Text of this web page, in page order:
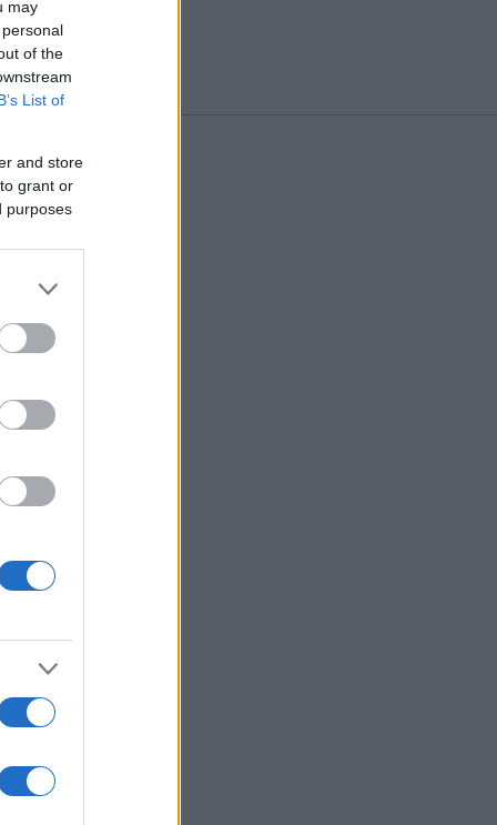
may
of the
List of
and store
grant or
purposes